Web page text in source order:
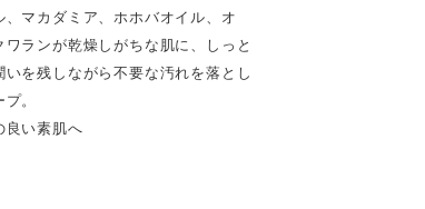
、マカダミア、ホホバオイル、オ
ワランが乾燥しがちな肌に、しっと
いを残しながら不要な汚れを落とし
。
良い素肌へ